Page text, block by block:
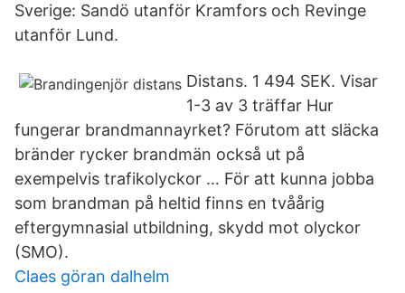
Sverige: Sandö utanför Kramfors och Revinge
utanför Lund.
Distans. 1 494 SEK. Visar
1-3 av 3 träffar Hur
fungerar brandmannayrket? Förutom att släcka
bränder rycker brandmän också ut på
exempelvis trafikolyckor … För att kunna jobba
som brandman på heltid finns en tvåårig
eftergymnasial utbildning, skydd mot olyckor
(SMO).
Claes göran dalhelm